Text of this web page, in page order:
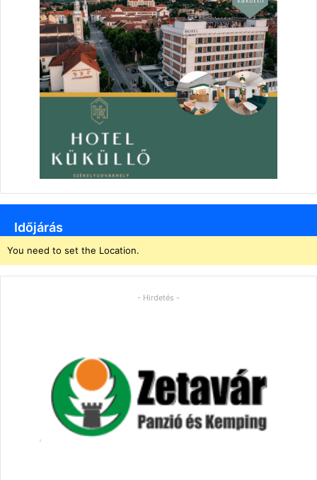
Időjárás
You need to set the Location.
- Hirdetés -